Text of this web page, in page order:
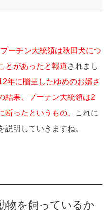
プーチン大統領は秋田犬につ
とがあったと報道されまし
年に贈呈したゆめのお婿さ
結果、プーチン大統領は2
断ったというもの。
これに
説明していきますね。
物を飼っているか